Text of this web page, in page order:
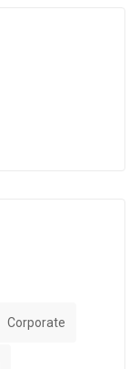
Corporate